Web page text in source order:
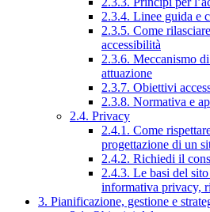
2.3.4. Linee guida e
2.3.5. Come
accessibilità
2.3.6. Meccanismo
attuazione
2.3.7. Obiettivi
2.3.8. Normativa e
2.4. Privacy
2.4.1. Come
progettazione di un
2.4.2. Richiedi il
2.4.3. Le basi del
informativa privacy,
3. Pianificazione, gestione e